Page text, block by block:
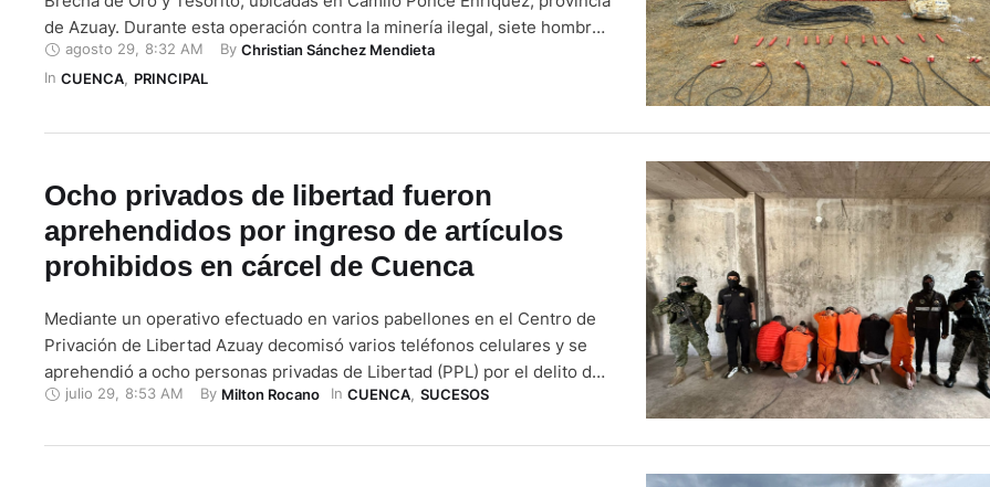
de Azuay. Durante esta operación contra la minería ilegal, siete hombres
fueron detenidos. Asimismo, en el operativo participaron miembros de
la Policía Nacional y de la Agencia de Regulación y Control Minero …
agosto 29, 8:32 AM By Christian Sánchez Mendieta
In CUENCA, PRINCIPAL
Ocho privados de libertad fueron
aprehendidos por ingreso de artículos
prohibidos en cárcel de Cuenca
Mediante un operativo efectuado en varios pabellones en el Centro de
Privación de Libertad Azuay decomisó varios teléfonos celulares y se
aprehendió a ocho personas privadas de Libertad (PPL) por el delito de
ingreso de artículos prohibidos, informó la Policía Nacional este 29 de
…
julio 29, 8:53 AM By Milton Rocano In CUENCA, SUCESOS